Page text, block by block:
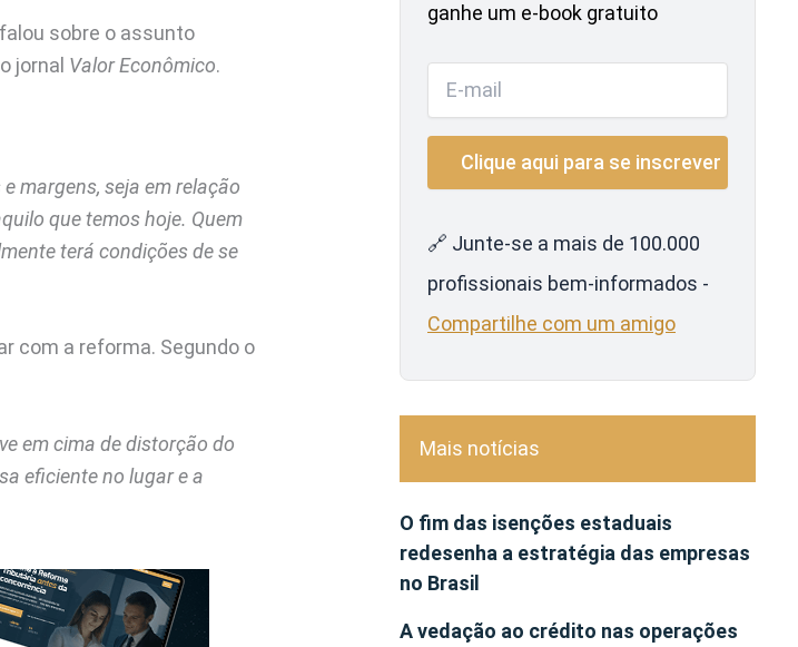
sobre o assunto
jornal Valor Econômico.
margens, seja em relação
que temos hoje. Quem
terá condições de se
com a reforma. Segundo o
em cima de distorção do
eficiente no lugar e a
ganhe um e-book gratuito
🔗 Junte-se a mais de 100.000
profissionais bem-informados -
Compartilhe com um amigo
Mais notícias
O fim das isenções estaduais
redesenha a estratégia das empresas
no Brasil
A vedação ao crédito nas operações